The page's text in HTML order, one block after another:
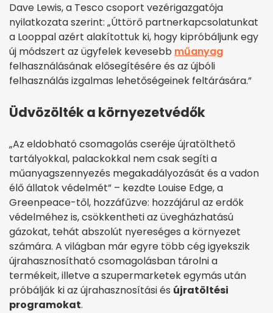
Dave Lewis, a Tesco csoport vezérigazgatója
nyilatkozata szerint: „Úttörő partnerkapcsolatunkat
a Looppal azért alakítottuk ki, hogy kipróbáljunk egy
új módszert az ügyfelek kevesebb műanyag
felhasználásának elősegítésére és az újbóli
felhasználás izgalmas lehetőségeinek feltárására.”
Üdvözölték a környezetvédők
„Az eldobható csomagolás cseréje újratölthető
tartályokkal, palackokkal nem csak segíti a
műanyagszennyezés megakadályozását és a vadon
élő állatok védelmét” – kezdte Louise Edge, a
Greenpeace-től, hozzáfűzve: hozzájárul az erdők
védelméhez is, csökkentheti az üvegházhatású
gázokat, tehát abszolút nyereséges a környezet
számára. A világban már egyre több cég igyekszik
újrahasznosítható csomagolásban tárolni a
termékeit, illetve a szupermarketek egymás után
próbálják ki az újrahasznosítási és újratöltési
programokat.